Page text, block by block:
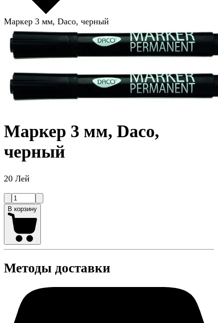
Маркер 3 мм, Daco, черный
Маркер 3 мм, Daco,
черный
20 Лей
В корзину
Методы доставки